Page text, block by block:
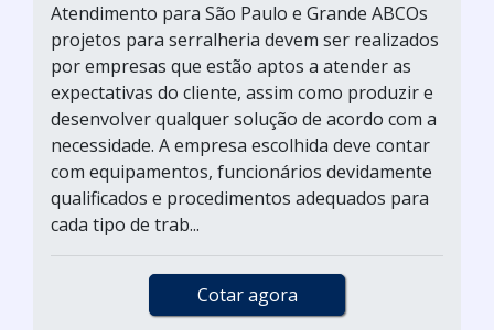
Atendimento para São Paulo e Grande ABCOs
projetos para serralheria devem ser realizados
por empresas que estão aptos a atender as
expectativas do cliente, assim como produzir e
desenvolver qualquer solução de acordo com a
necessidade. A empresa escolhida deve contar
com equipamentos, funcionários devidamente
qualificados e procedimentos adequados para
cada tipo de trab...
Cotar agora